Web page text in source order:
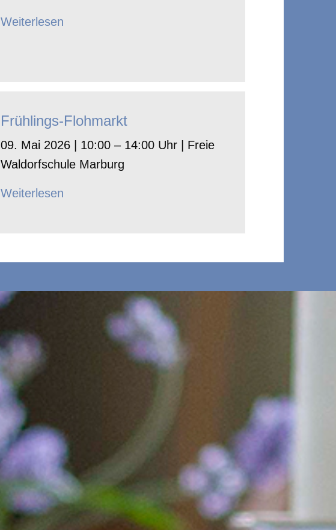
Weiterlesen
Frühlings-Flohmarkt
09. Mai 2026 | 10:00 – 14:00 Uhr | Freie
Waldorfschule Marburg
Weiterlesen